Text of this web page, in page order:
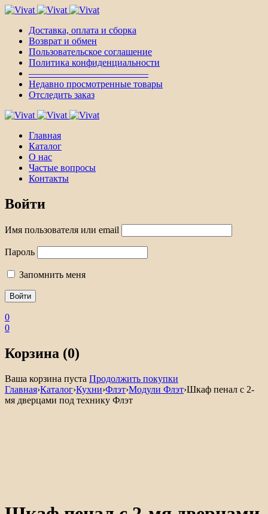
Доставка, оплата и сборка
Возврат и обмен
Пользовательское соглашение
Политика конфиденциальности
————————————–
Недавно просмотренные товары
Отследить заказ
Главная
Каталог
О нас
Частые вопросы
Контакты
Войти
Имя пользователя или email
Пароль
Запомнить меня
0
0
Корзина (0)
Ваша корзина пуста Продолжить покупки
Главная›Каталог›Кухни›Флэт›Модули Флэт›Шкаф пенал с 2-
мя дверцами под технику Флэт